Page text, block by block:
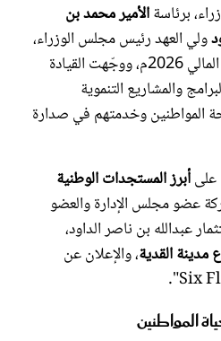
برئاسةالأمير محمد بن
ولي العهد رئيس مجلس الوزراء،
الميزانية العامة للدولة للعام المالي 2026م، ووجّهت القيادة
والمشاريع التنموية
المواطنين وخدمتهم في صدارة
أبرز المستجدات الوطنية
عضو مجلس الإدارة والعضو
عبدالله بن ناصر الداود،
القدية، والإعلان عن
المواطنين